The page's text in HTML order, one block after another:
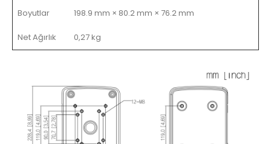
Boyutlar 198.9 mm × 80.2 mm × 76.2 mm
Net Ağırlık 0,27 kg